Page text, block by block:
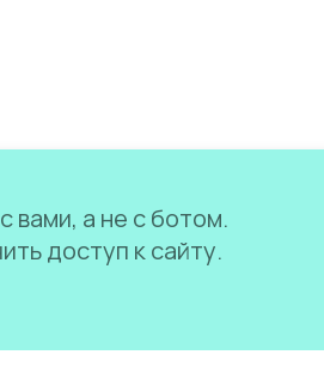
вами, а не с ботом.
доступ к сайту.